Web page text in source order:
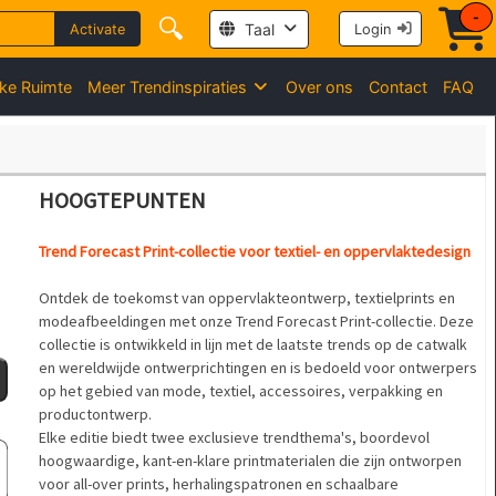
Activate 🔍 Taal Login
-
Ruimte Meer Trendinspiraties Over ons Contact FAQ
HOOGTEPUNTEN
Trend Forecast Print-collectie voor textiel- en oppervlaktedesign
Ontdek de toekomst van oppervlakteontwerp, textielprints en
modeafbeeldingen met onze Trend Forecast Print-collectie. Deze
collectie is ontwikkeld in lijn met de laatste trends op de catwalk
en wereldwijde ontwerprichtingen en is bedoeld voor ontwerpers
op het gebied van mode, textiel, accessoires, verpakking en
productontwerp.
Elke editie biedt twee exclusieve trendthema's, boordevol
hoogwaardige, kant-en-klare printmaterialen die zijn ontworpen
voor all-over prints, herhalingspatronen en schaalbare